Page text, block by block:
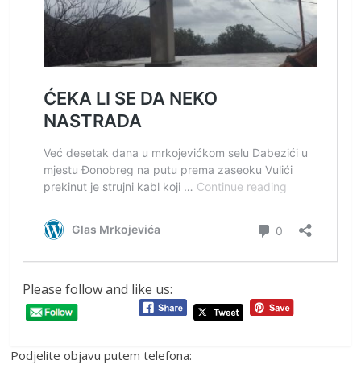
Please follow and like us:
Podjelite objavu putem telefona: